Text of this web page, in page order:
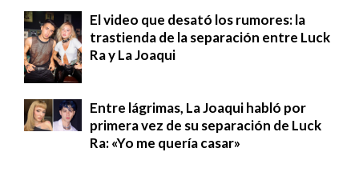
El video que desató los rumores: la
trastienda de la separación entre Luck
Ra y La Joaqui
Entre lágrimas, La Joaqui habló por
primera vez de su separación de Luck
Ra: «Yo me quería casar»